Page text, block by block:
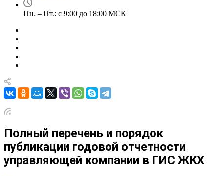
Пн. – Пт.: с 9:00 до 18:00 МСК
Полный перечень и порядок
публикации годовой отчетности
управляющей компании в ГИС ЖКХ